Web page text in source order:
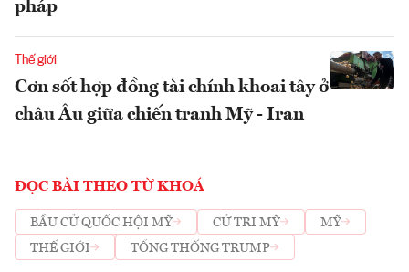
pháp
Thế giới
Cơn sốt hợp đồng tài chính khoai tây ở
châu Âu giữa chiến tranh Mỹ - Iran
ĐỌC BÀI THEO TỪ KHOÁ
BẦU CỬ QUỐC HỘI MỸ CỬ TRI MỸ
MỸ
THẾ GIỚI
TỔNG THỐNG TRUMP